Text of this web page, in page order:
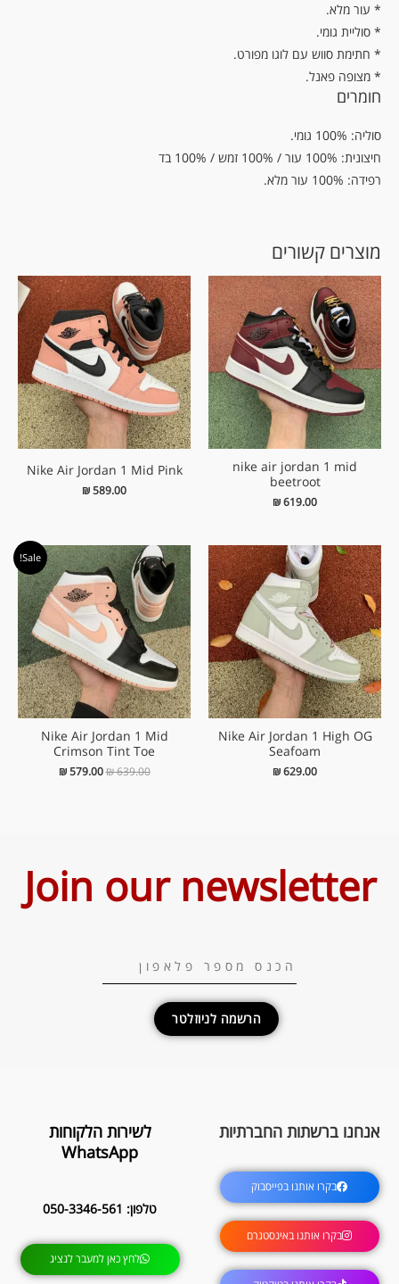
.עור מלא *
* סוליית גומי.
* חתימת סווש עם לוגו מפורט.
* מצופה פאנל.
חומרים
סוליה: 100% גומי.
חיצונית: 100% עור / 100% זמש / 100% בד
רפידה: 100% עור מלא.
מוצרים קשורים
nike air jordan 1 mid
beetroot
₪619.00
Nike Air Jordan 1 Mid Pink
₪589.00
Nike Air Jordan 1 High OG
Seafoam
₪629.00
Sale!
Nike Air Jordan 1 Mid
Crimson Tint Toe
₪639.00
המחיר
המקורי
היה:
₪ 639.00.
₪579.00
המחיר
הנוכחי
הוא:
₪ 579.00.
Join our newsletter
הרשמה לניוזלטר
אנחנו ברשתות החברתיות
בקרו אותנו בפייסבוק
בקרו אותנו באינסטגרם
לשירות הלקוחות
WhatsApp
טלפון: 050-3346-561
לחץ כאן למעבר לנציג